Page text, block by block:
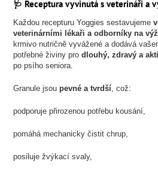
🩺 Receptura vyvinutá s veterináři a
Každou recepturu Yoggies sestavujeme
veterinárními lékaři a odborníky na
krmivo nutričně vyvážené a dodává
potřebné živiny prodlouhý, zdravý a
po psího seniora.
Granule jsoupevné a tvrdší, což:
podporuje přirozenou potřebu kousání,
pomáhá mechanicky čistit chrup,
posiluje žvýkací svaly,